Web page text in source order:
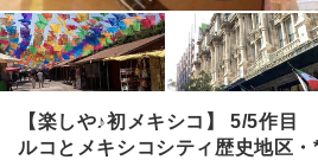
モ
ン
イ
【楽しや♪初メキシコ】 5/5作目
ルコとメキシコシティ歴史地区・